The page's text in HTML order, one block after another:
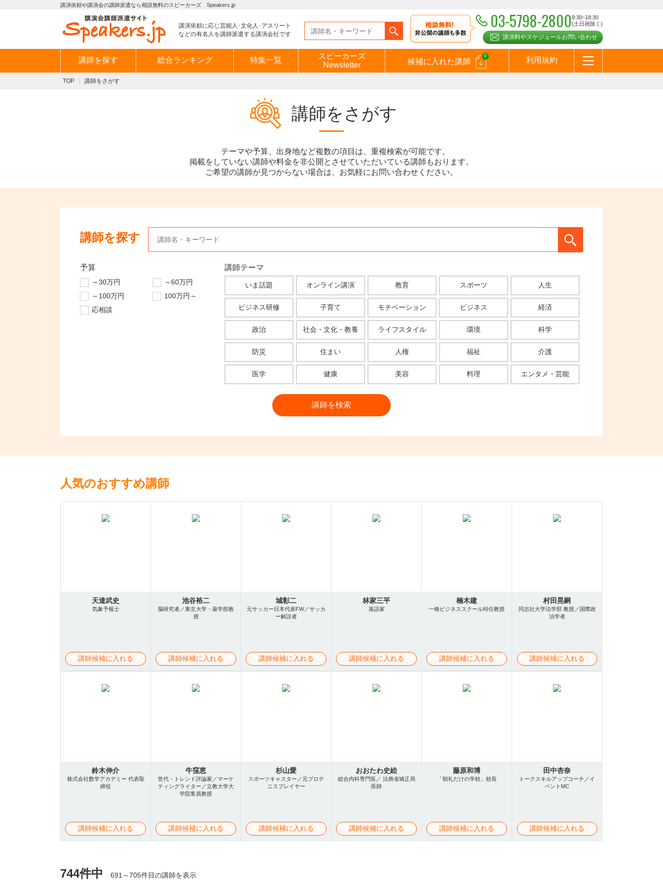
講演依頼や講演会の講師派遣なら相談無料のスピーカーズ Speakers.jp
講演依頼に応じ芸能人･文化人･アスリート
などの有名人を講師派遣する講演会社です
03-5798-28009:30~18:30
(土日祝除く)
講演料やスケジュールお問い合わせ
講師を探す 総合ランキング 特集一覧
スピーカーズ
Newsletter
候補に入れた講師
0
利用規約
TOP 講師をさがす
講師をさがす
テーマや予算、出身地など複数の項目は、重複検索が可能です。
掲載をしていない講師や料金を非公開とさせていただいている講師もおります。
ご希望の講師が見つからない場合は、お気軽にお問い合わせください。
講師を探す
予算
～30万円
～60万円
～100万円
100万円～
応相談
講師テーマ
いま話題 オンライン講演 教育 スポーツ 人生
ビジネス研修 子育て モチベーション ビジネス 経済
政治 社会・文化・教養 ライフスタイル 環境 科学
防災 住まい 人権 福祉 介護
医学 健康 美容 料理 エンタメ・芸能
人気のおすすめ講師
天達武史
気象予報士
講師候補に入れる
池谷裕二
脳研究者／東京大学・薬学部教
授
講師候補に入れる
城彰二
元サッカー日本代表FW／サッカ
ー解説者
講師候補に入れる
林家三平
落語家
講師候補に入れる
楠木建
一橋ビジネススクール特任教授
講師候補に入れる
村田晃嗣
同志社大学法学部 教授／国際政
治学者
講師候補に入れる
鈴木伸介
株式会社数学アカデミー 代表取
締役
講師候補に入れる
牛窪恵
世代・トレンド評論家／マーケ
ティングライター／立教大学大
学院客員教授
講師候補に入れる
杉山愛
スポーツキャスター／元プロテ
ニスプレイヤー
講師候補に入れる
おおたわ史絵
総合内科専門医／ 法務省矯正局
医師
講師候補に入れる
藤原和博
「朝礼だけの学校」校長
講師候補に入れる
田中杏奈
トークスキルアップコーチ／イ
ベントMC
講師候補に入れる
744件中 691～705件目の講師を表示